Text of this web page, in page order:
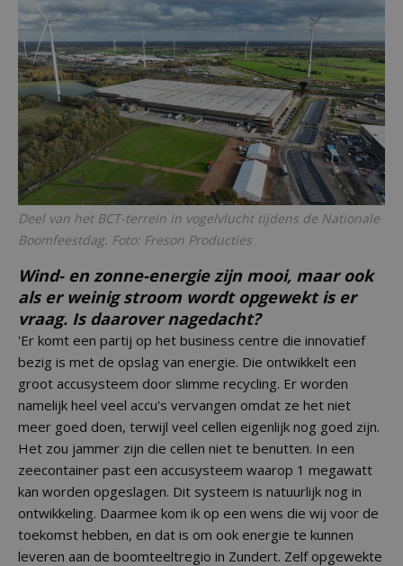
Deel van het BCT-terrein in vogelvlucht tijdens de Nationale
Boomfeestdag. Foto: Freson Producties
Wind- en zonne-energie zijn mooi, maar ook
als er weinig stroom wordt opgewekt is er
vraag. Is daarover nagedacht?
'Er komt een partij op het business centre die innovatief
bezig is met de opslag van energie. Die ontwikkelt een
groot accusysteem door slimme recycling. Er worden
namelijk heel veel accu's vervangen omdat ze het niet
meer goed doen, terwijl veel cellen eigenlijk nog goed zijn.
Het zou jammer zijn die cellen niet te benutten. In een
zeecontainer past een accusysteem waarop 1 megawatt
kan worden opgeslagen. Dit systeem is natuurlijk nog in
ontwikkeling. Daarmee kom ik op een wens die wij voor de
toekomst hebben, en dat is om ook energie te kunnen
leveren aan de boomteeltregio in Zundert. Zelf opgewekte